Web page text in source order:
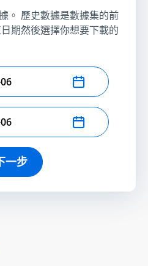
。 歷史數據是數據集的前
期然後選擇你想要下載的
一步